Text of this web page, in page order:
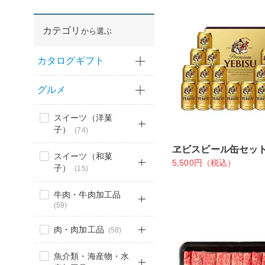
カテゴリ から選ぶ
カタログギフト
グルメ
スイーツ（洋菓
子）
(74)
スイーツ（和菓
子）
(15)
牛肉・牛肉加工品
(59)
肉・肉加工品 (58)
魚介類・海産物・水
ヱビスビール缶セッ
5,500円（税込）